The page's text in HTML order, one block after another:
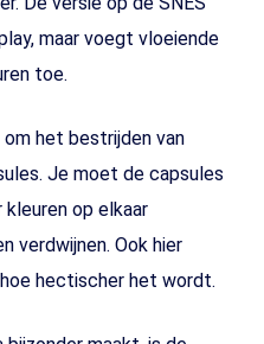
maar voegt vloeiende
toe.
om het bestrijden van
Je moet de capsules
op elkaar
verdwijnen. Ook hier
hectischer het wordt.